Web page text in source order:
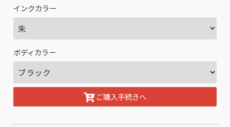
インクカラー
ボディカラー
ご購入手続きへ